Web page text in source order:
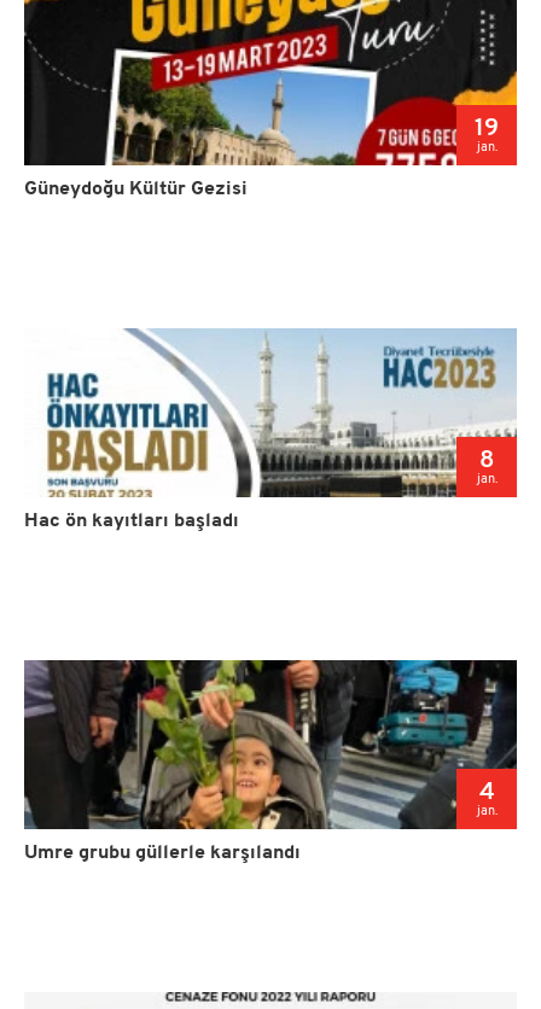
19
jan.
Güneydoğu Kültür Gezisi
8
jan.
Hac ön kayıtları başladı
4
jan.
Umre grubu güllerle karşılandı